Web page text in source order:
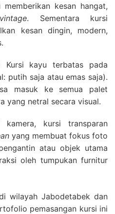
memberikan kesan hangat,
vintage. Sementara kursi
kesan dingin, modern,
Kursi kayu terbatas pada
putih saja atau emas saja).
masuk ke semua palet
yang netral secara visual.
kursi transparan
yang membuat fokus foto
atau objek utama
oleh tumpukan furnitur
wilayah Jabodetabek dan
pemasangan kursi ini